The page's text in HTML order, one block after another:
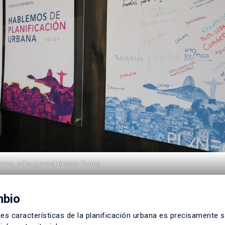
editor general Revista Planeo
características de la planificación urbana es precisamente